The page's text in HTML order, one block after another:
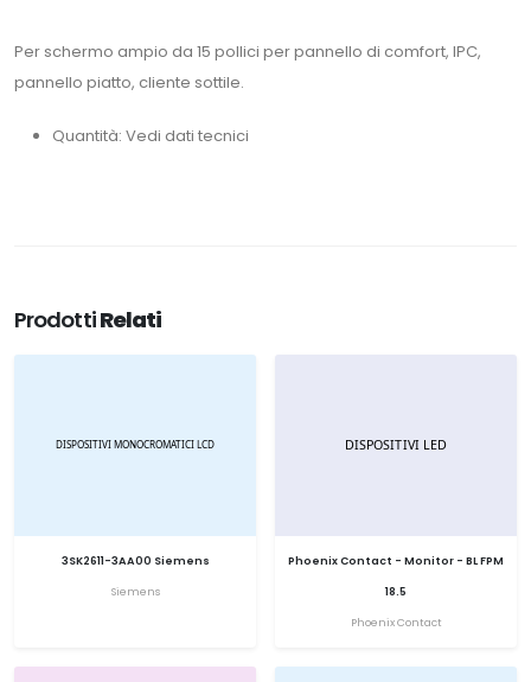
Per schermo ampio da 15 pollici per pannello di comfort, IPC,
pannello piatto, cliente sottile.
Quantità: Vedi dati tecnici
ProdottiRelati
3SK2611-3AA00 Siemens
Siemens
Phoenix Contact - Monitor - BL FPM
18.5
Phoenix Contact